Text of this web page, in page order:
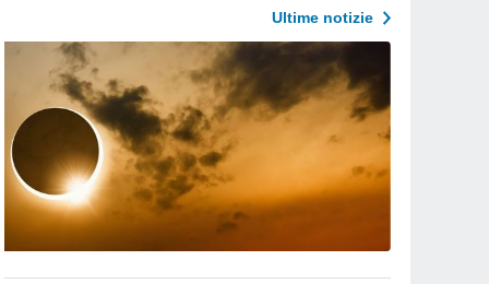
Ultime notizie